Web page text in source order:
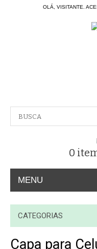
OLÁ, VISITANTE.
0
MENU
A EMPRESA
CONTATO
CATEGORIAS
Capa para